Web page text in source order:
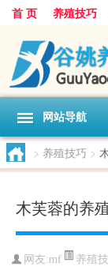
首 页 养殖技巧
网站导航
> 养殖技巧 >
木芙蓉的养
网友:mf 养殖